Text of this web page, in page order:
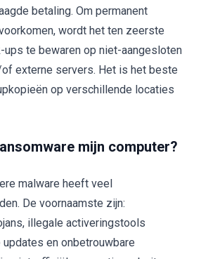
betaling. Om permanent
wordt het ten zeerste
ups te bewaren op niet-aangesloten
externe servers. Het is het beste
op verschillende locaties
mijn computer?
malware heeft veel
De voornaamste zijn:
illegale activeringstools
en onbetrouwbare